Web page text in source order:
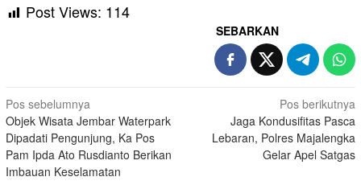
Post Views: 114
SEBARKAN
Navigasi
pos
Pos sebelumnya
Objek Wisata Jembar Waterpark
Dipadati Pengunjung, Ka Pos
Pam Ipda Ato Rusdianto Berikan
Imbauan Keselamatan
Pos berikutnya
Jaga Kondusifitas Pasca
Lebaran, Polres Majalengka
Gelar Apel Satgas